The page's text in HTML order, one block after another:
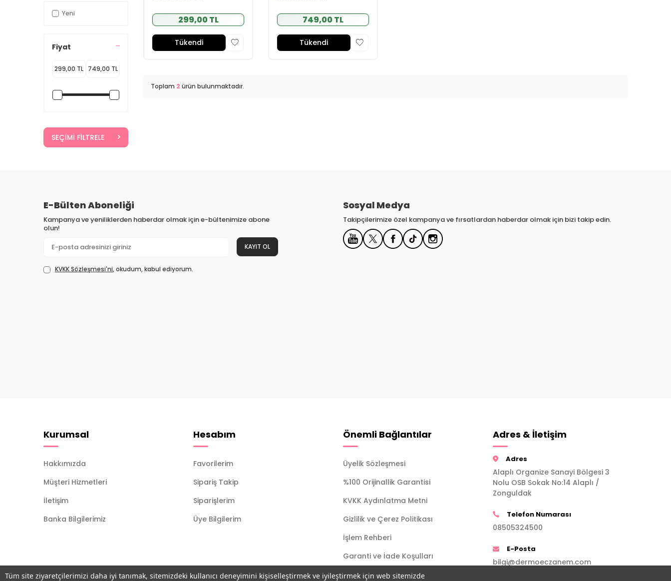
Tüm site ziyaretçilerimizi daha iyi tanımak, sitemizdeki kullanıcı deneyimini kişiselleştirmek ve iyileştirmek için web sitemizde
Yeni
Fiyat
SEÇIMI FILTRELE
299,00 TL
Tükendi
749,00 TL
Tükendi
Toplam 2 ürün bulunmaktadır.
E-Bülten Aboneliği
Kampanya ve yeniliklerden haberdar olmak için e-bültenimize abone
olun!
KAYIT OL
KVKK Sözleşmesi'ni, okudum, kabul ediyorum.
Sosyal Medya
Takipçilerimize özel kampanya ve fırsatlardan haberdar olmak için bizi takip edin.
Kurumsal
Hakkımızda
Müşteri Hizmetleri
İletişim
Banka Bilgilerimiz
Hesabım
Favorilerim
Sipariş Takip
Siparişlerim
Üye Bilgilerim
Önemli Bağlantılar
Üyelik Sözleşmesi
%100 Orijinallik Garantisi
KVKK Aydınlatma Metni
Gizlilik ve Çerez Politikası
İşlem Rehberi
Garanti ve İade Koşulları
Adres & İletişim
Adres
Alaplı Organize Sanayi Bölgesi 3
Nolu OSB Sokak No:14 Alaplı /
Zonguldak
Telefon Numarası
08505324500
E-Posta
bilgi@dermoeczanem.com